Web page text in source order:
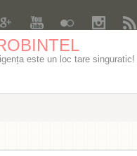
este un loc tare singuratic!